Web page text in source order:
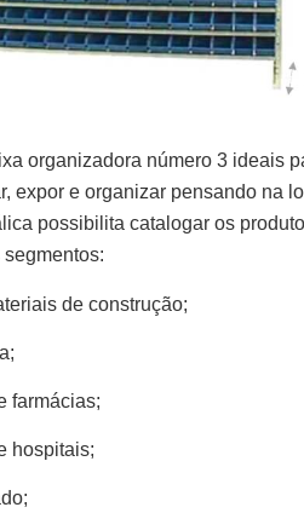
organizadora número 3 ideais
expor e organizar pensando na
possibilita catalogar os
de construção;
farmácias;
hospitais;